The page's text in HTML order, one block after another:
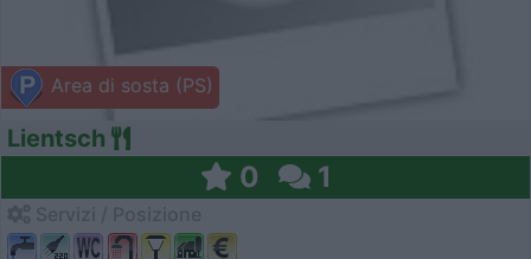
Area di sosta (PS)
Lientsch
0 1